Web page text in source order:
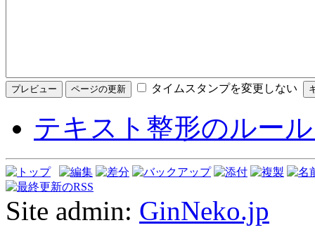
タイムスタンプを変更しない
テキスト整形のルー
Site admin: GinNeko.jp